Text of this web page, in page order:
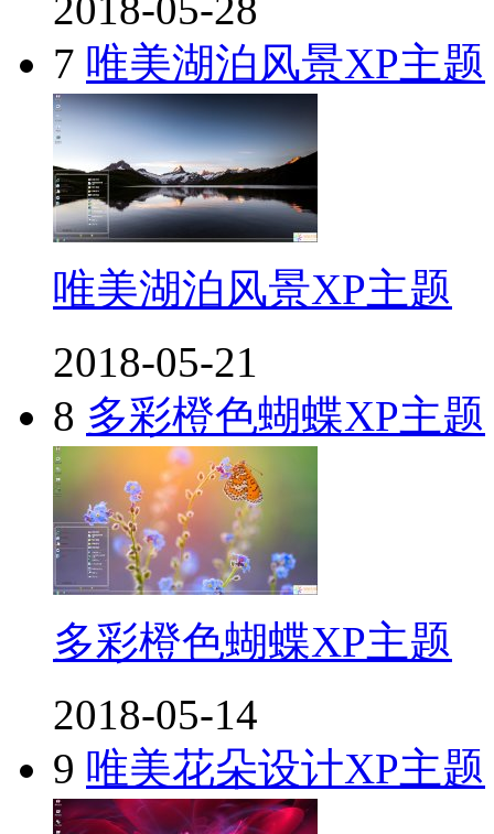
7 唯美湖泊风景XP主题
唯美湖泊风景XP主题
2018-05-21
8 多彩橙色蝴蝶XP主题
多彩橙色蝴蝶XP主题
2018-05-14
9 唯美花朵设计XP主题